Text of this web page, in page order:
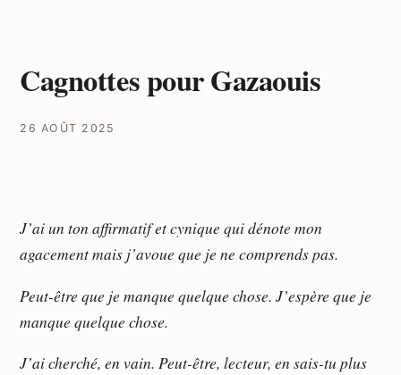
Cagnottes pour Gazaouis
26 AOÛT 2025
J’ai un ton affirmatif et cynique qui dénote mon
agacement mais j’avoue que je ne comprends pas.
Peut-être que je manque quelque chose. J’espère que je
manque quelque chose.
J’ai cherché, en vain. Peut-être, lecteur, en sais-tu plus